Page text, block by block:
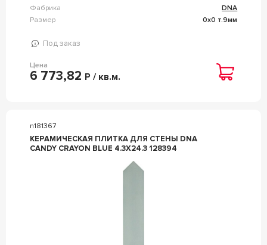
Фабрика
DNA
Размер
0x0 т.9мм
Под заказ
Цена
6 773,82 Р / кв.м.
n181367
КЕРАМИЧЕСКАЯ ПЛИТКА ДЛЯ СТЕНЫ DNA
CANDY CRAYON BLUE 4.3X24.3 128394